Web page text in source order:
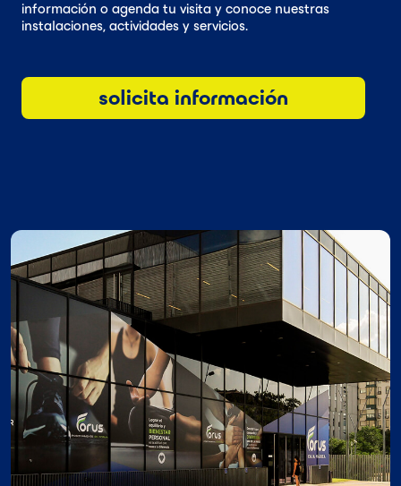
información o agenda tu visita y conoce nuestras
instalaciones, actividades y servicios.
solicita información